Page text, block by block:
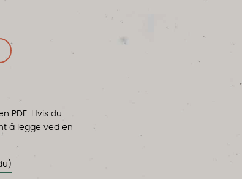
PDF. Hvis du
å legge ved en